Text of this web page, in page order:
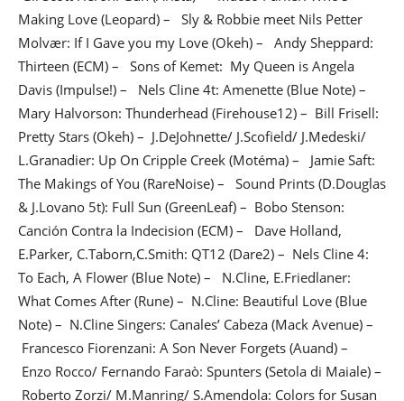
Making Love (Leopard) – Sly & Robbie meet Nils Petter
Molvær: If I Gave you my Love (Okeh) – Andy Sheppard:
Thirteen (ECM) – Sons of Kemet: My Queen is Angela
Davis (Impulse!) – Nels Cline 4t: Amenette (Blue Note) –
Mary Halvorson: Thunderhead (Firehouse12) – Bill Frisell:
Pretty Stars (Okeh) – J.DeJohnette/ J.Scofield/ J.Medeski/
L.Granadier: Up On Cripple Creek (Motéma) – Jamie Saft:
The Makings of You (RareNoise) – Sound Prints (D.Douglas
& J.Lovano 5t): Full Sun (GreenLeaf) – Bobo Stenson:
Canción Contra la Indecision (ECM) – Dave Holland,
E.Parker, C.Taborn,C.Smith: QT12 (Dare2) – Nels Cline 4:
To Each, A Flower (Blue Note) – N.Cline, E.Friedlaner:
What Comes After (Rune) – N.Cline: Beautiful Love (Blue
Note) – N.Cline Singers: Canales’ Cabeza (Mack Avenue) –
Francesco Fiorenzani: A Son Never Forgets (Auand) –
Enzo Rocco/ Fernando Faraò: Spunters (Setola di Maiale) –
Roberto Zorzi/ M.Manring/ S.Amendola: Colors for Susan